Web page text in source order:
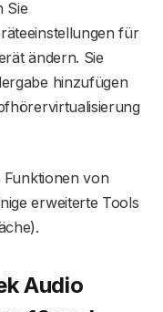
Sie
für
ändern. Sie
hinzufügen
Funktionen von
erweiterte Tools
Audio